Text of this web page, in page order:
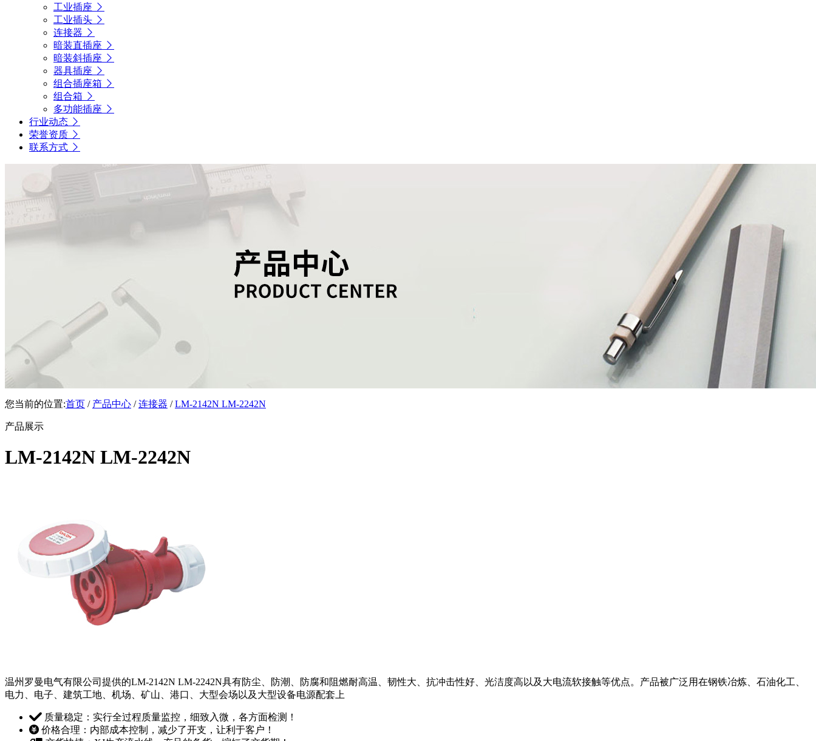
工业插座
工业插头
连接器
暗装直插座
暗装斜插座
器具插座
组合插座箱
组合箱
多功能插座
行业动态
荣誉资质
联系方式
您当前的位置:首页 / 产品中心 /连接器 /LM-2142N LM-2242N
产品展示
LM-2142N LM-2242N
温州罗曼电气有限公司提供的LM-2142N LM-2242N具有防尘、防潮、防腐和阻燃耐高温、韧性大、抗冲击性好、光洁度高以及大电流软接触等优点。产品被广泛用在钢铁冶炼、石油化工、
电力、电子、建筑工地、机场、矿山、港口、大型会场以及大型设备电源配套上
质量稳定：实行全过程质量监控，细致入微，各方面检测！
价格合理：内部成本控制，减少了开支，让利于客户！